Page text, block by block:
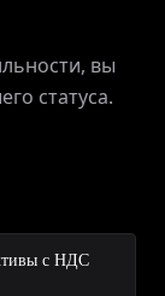
вы
статуса.
с НДС